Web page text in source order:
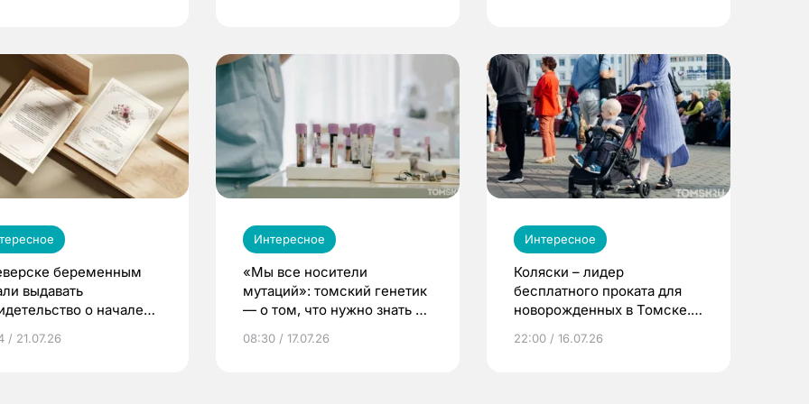
беременным
выдавать
о начале
/ 21.07.26
Интересное
«Мы все носители
мутаций»: томский генетик
— о том, что нужно знать до
08:30 / 17.07.26
Интересное
Коляски – лидер
бесплатного проката для
новорожденных в Томске.
22:00 / 16.07.26